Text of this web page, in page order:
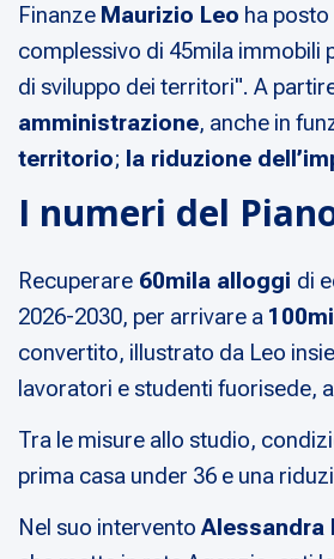
Finanze Maurizio Leo ha
complessivo di 45mila immobili
di sviluppo dei territori". A
amministrazione, anche in
territorio; la riduzione
I numeri del
Recuperare 60mila alloggi di
2026-2030, per arrivare a
convertito, illustrato da Leo
lavoratori e studenti fuorisede,
Tra le misure allo studio,
prima casa under 36 e una
Nel suo intervento Alessandra